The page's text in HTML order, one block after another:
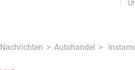
Nachrichten Autohandel